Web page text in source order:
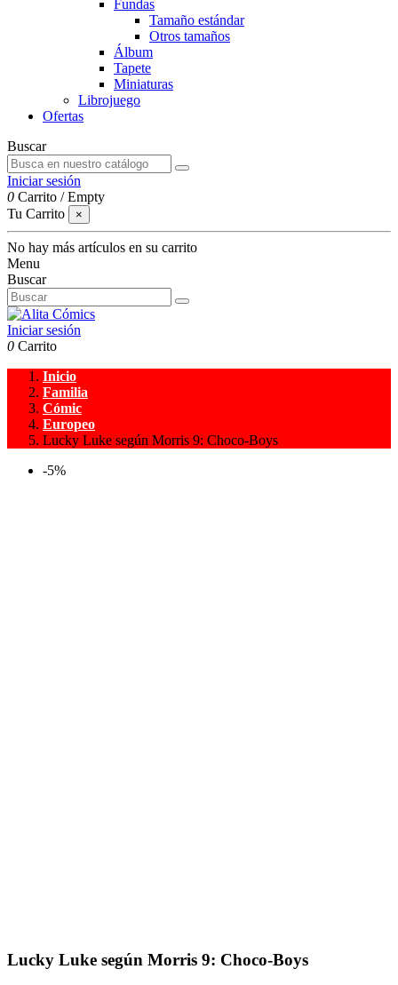
Fundas
Tamaño estándar
Otros tamaños
Álbum
Tapete
Miniaturas
Librojuego
Ofertas
Buscar
Iniciar sesión
0 Carrito /Empty
Tu Carrito
×
No hay más artículos en su carrito
Menu
Buscar
Iniciar sesión
0 Carrito
Inicio
Familia
Cómic
Europeo
Lucky Luke según Morris 9: Choco-Boys
-5%
Lucky Luke según Morris 9: Choco-Boys